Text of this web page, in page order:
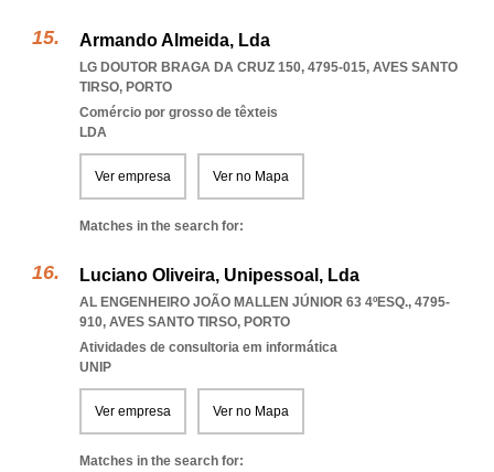
Armando Almeida, Lda
LG DOUTOR BRAGA DA CRUZ 150, 4795-015, AVES SANTO
TIRSO, PORTO
Comércio por grosso de têxteis
LDA
Ver empresa Ver no Mapa
Matches in the search for:
Luciano Oliveira, Unipessoal, Lda
AL ENGENHEIRO JOÃO MALLEN JÚNIOR 63 4ºESQ., 4795-
910, AVES SANTO TIRSO, PORTO
Atividades de consultoria em informática
UNIP
Ver empresa Ver no Mapa
Matches in the search for: